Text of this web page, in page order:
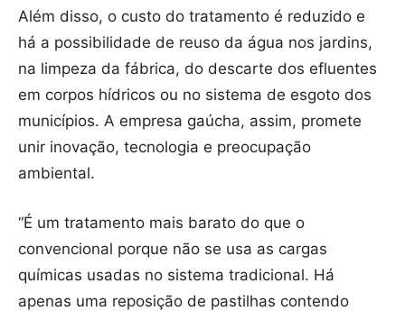
Além disso, o custo do tratamento é reduzido e
há a possibilidade de reuso da água nos jardins,
na limpeza da fábrica, do descarte dos efluentes
em corpos hídricos ou no sistema de esgoto dos
municípios. A empresa gaúcha, assim, promete
unir inovação, tecnologia e preocupação
ambiental.
“É um tratamento mais barato do que o
convencional porque não se usa as cargas
químicas usadas no sistema tradicional. Há
apenas uma reposição de pastilhas contendo